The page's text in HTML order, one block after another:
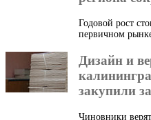
Годовой рост
первичном
Дизайн и
закупили
Чиновники